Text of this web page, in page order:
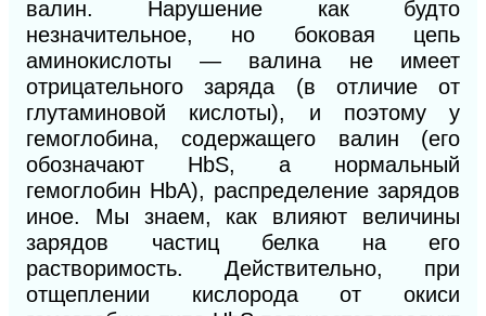
валин. Нарушение как будто
незначительное, но боковая цепь
аминокислоты — валина не имеет
отрицательного заряда (в отличие от
глутаминовой кислоты), и поэтому у
гемоглобина, содержащего валин (его
обозначают HbS, а нормальный
гемоглобин НbА), распределение зарядов
иное. Мы знаем, как влияют величины
зарядов частиц белка на его
растворимость. Действительно, при
отщеплении кислорода от окиси